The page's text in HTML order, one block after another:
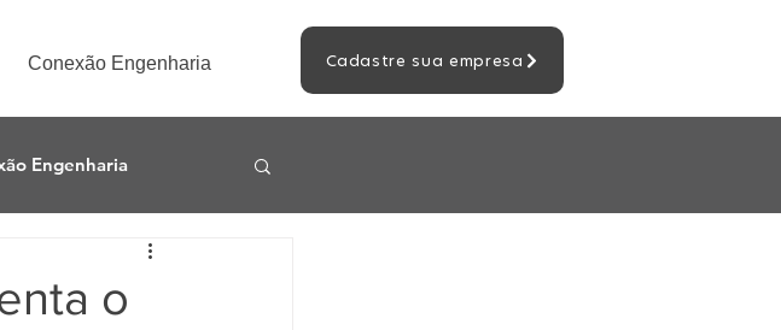
Conexão Engenharia Cadastre sua empresa
Engenharia
o